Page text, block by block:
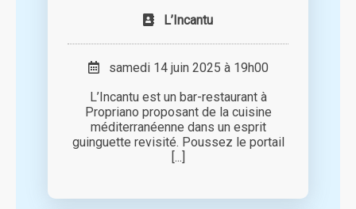
L’Incantu
samedi 14 juin 2025 à 19h00
L’Incantu est un bar-restaurant à
Propriano proposant de la cuisine
méditerranéenne dans un esprit
guinguette revisité. Poussez le portail
[...]